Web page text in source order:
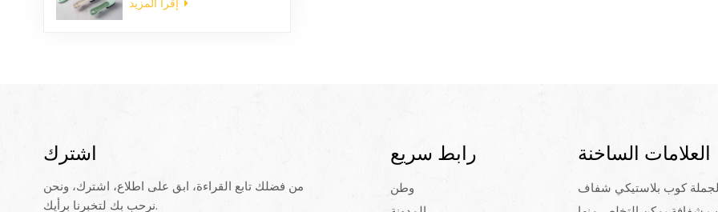
اشترك
من فضلك تابع القراءة، ابق على اطلاع، اشترك، ونحن
نرحب بك لتخبرنا برأيك.
رابط سريع
وطن
العلامات الساخنة
كوب بلاستيكي شفاف